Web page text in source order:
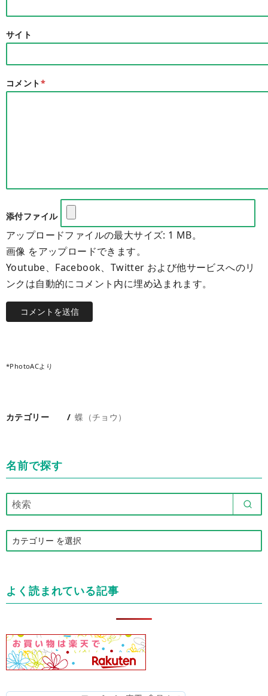
サイト
コメント*
添付ファイル
アップロードファイルの最大サイズ: 1 MB。
画像 をアップロードできます。
Youtube、Facebook、Twitter および他サービスへのリ
ンクは自動的にコメント内に埋め込まれます。
*PhotoACより
カテゴリー 蝶（チョウ）
名前で探す
テ
ー
よく読まれている記事